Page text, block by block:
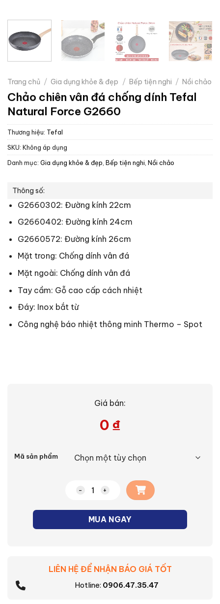
Trang chủ / Gia dụng khỏe & đẹp / Bếp tiện nghi / Nồi chảo
Chảo chiên vân đá chống dính Tefal
Natural Force G2660
Thương hiệu: Tefal
SKU: Không áp dụng
Danh mục: Gia dụng khỏe & đẹp Bếp tiện nghi Nồi chảo
Thông số:
G2660302: Đường kính 22cm
G2660402: Đường kính 24cm
G2660572: Đường kính 26cm
Mặt trong: Chống dính vân đá
Mặt ngoài: Chống dính vân đá
Tay cầm: Gỗ cao cấp cách nhiệt
Đáy: Inox bắt từ
Công nghệ báo nhiệt thông minh Thermo – Spot
Giá bán:
0 ₫
Mã sản phẩm
Chảo chiên vân đá chống dính Tefal
MUA NGAY
LIÊN HỆ ĐỂ NHẬN BÁO GIÁ TỐT
Hotline: 0906.47.35.47